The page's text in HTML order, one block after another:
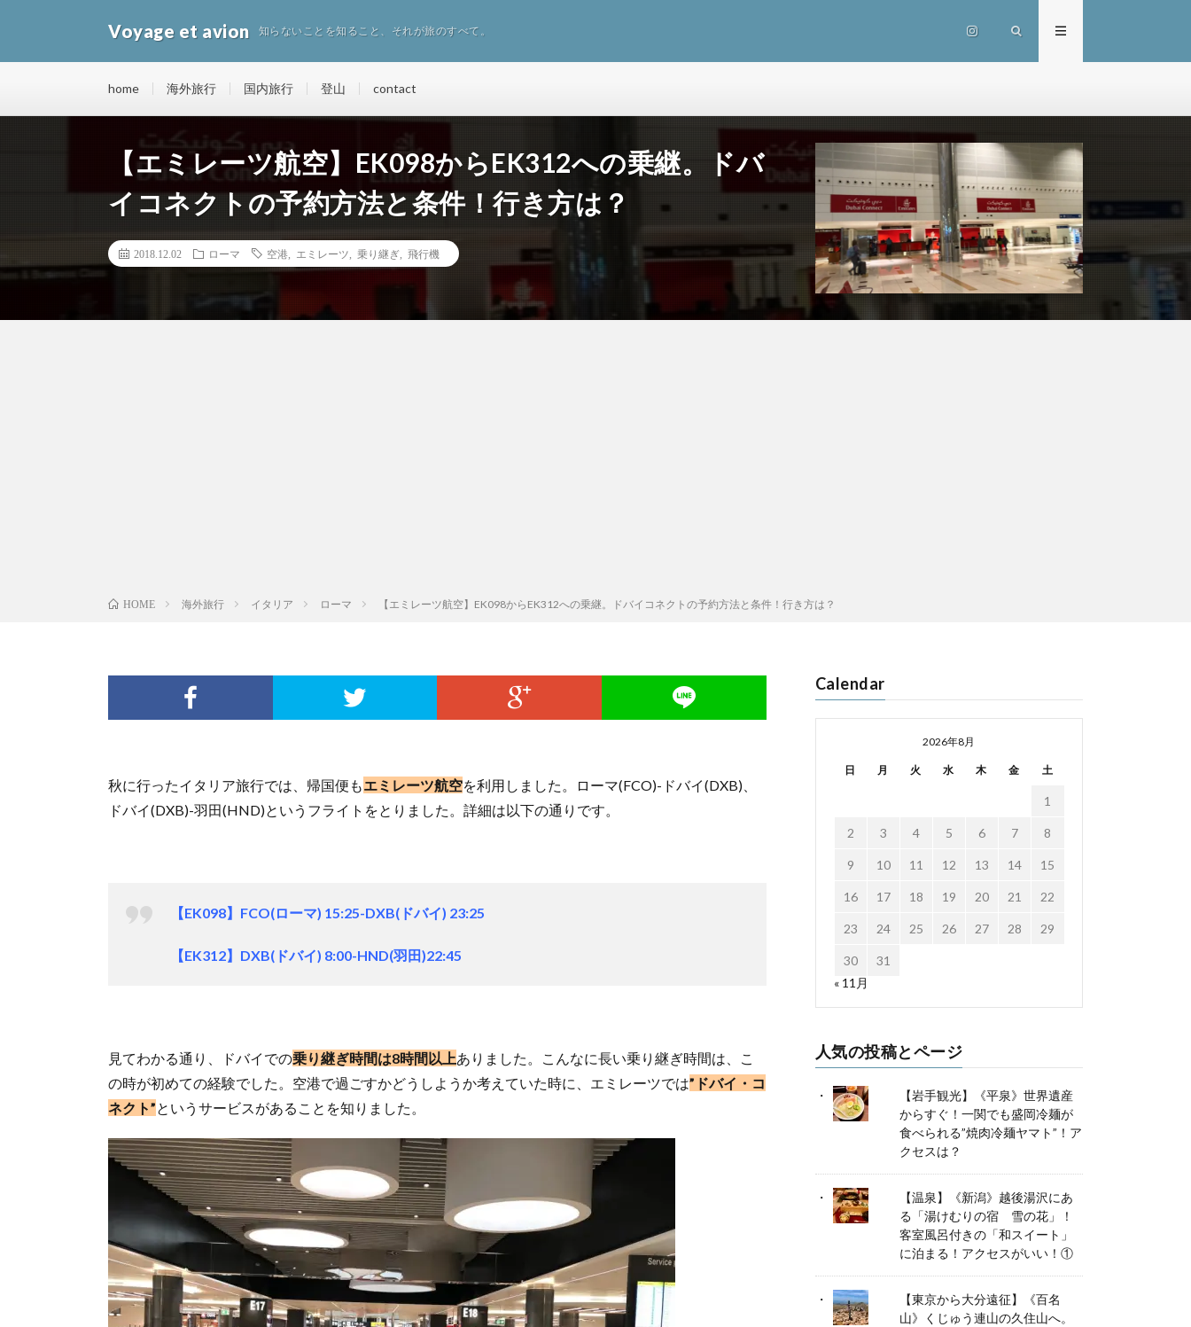
Voyage et avion 知らないことを知ること、それが旅のすべて。
home 海外旅行 国内旅行 登山 contact
【エミレーツ航空】EK098からEK312への乗継。ドバ
イコネクトの予約方法と条件！行き方は？
2018.12.02 ローマ 空港 エミレーツ 乗り継ぎ 飛行機
HOME 海外旅行 イタリア ローマ 【エミレーツ航空】EK098からEK312への乗継。ドバイコネクトの予約方法と条件！行き方は？
秋に行ったイタリア旅行では、帰国便もエミレーツ航空を利用しました。ローマ(FCO)-ドバイ(DXB)、
ドバイ(DXB)-羽田(HND)というフライトをとりました。詳細は以下の通りです。
【EK098】FCO(ローマ) 15:25-DXB(ドバイ) 23:25
【EK312】DXB(ドバイ) 8:00-HND(羽田)22:45
見てわかる通り、ドバイでの乗り継ぎ時間は8時間以上ありました。こんなに長い乗り継ぎ時間は、こ
の時が初めての経験でした。空港で過ごすかどうしようか考えていた時に、エミレーツでは”ドバイ・コ
ネクト”というサービスがあることを知りました。
Calendar
2026年8月
日 月 火 水 木 金 土
1
2 3 4 5 6 7 8
9 10 11 12 13 14 15
16 17 18 19 20 21 22
23 24 25 26 27 28 29
30
31
« 11月
人気の投稿とページ
【岩手観光】《平泉》世界遺産
からすぐ！一関でも盛岡冷麺が
食べられる”焼肉冷麺ヤマト”！ア
クセスは？
【温泉】《新潟》越後湯沢にあ
る「湯けむりの宿 雪の花」！
客室風呂付きの「和スイート」
に泊まる！アクセスがいい！①
【東京から大分遠征】《百名
山》くじゅう連山の久住山へ。